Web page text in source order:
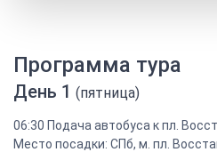
Программа тура
День 1 (пятница)
06:30 Подача автобуса к пл.
Место посадки: СПб, м. пл.